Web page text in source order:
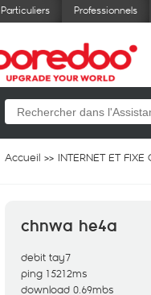
Particuliers Professionnels
Accueil INTERNET ET FIXE
chnwa he4a
debit tay7
ping 15212ms
download 0.69mbs